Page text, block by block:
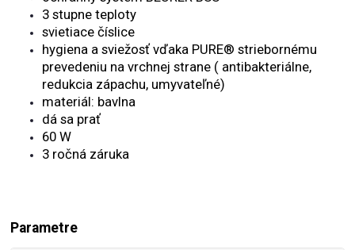
3 stupne teploty
svietiace číslice
hygiena a sviežosť vďaka PURE® striebornému
prevedeniu na vrchnej strane ( antibakteriálne,
redukcia zápachu, umyvateľné)
materiál: bavlna
dá sa prať
60 W
3 ročná záruka
Parametre